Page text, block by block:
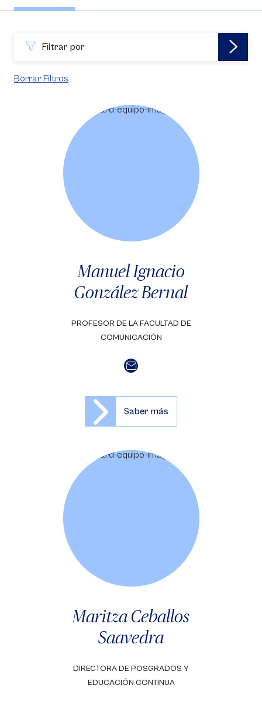
Filtrar por
Borrar Filtros
Manuel Ignacio
González Bernal
PROFESOR DE LA FACULTAD DE
COMUNICACIÓN
Saber más
Maritza Ceballos
Saavedra
DIRECTORA DE POSGRADOS Y
EDUCACIÓN CONTINUA